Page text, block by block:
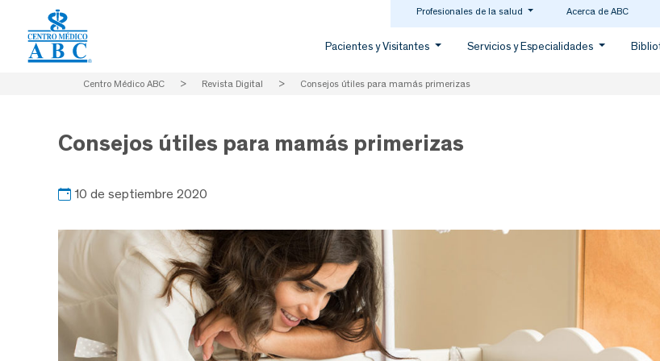
Profesionales de la salud Acerca de ABC
Pacientes y Visitantes Servicios y Especialidades
Centro Médico ABC > Revista Digital > Consejos útiles para mamás primerizas
Consejos útiles para mamás primerizas
10 de septiembre 2020